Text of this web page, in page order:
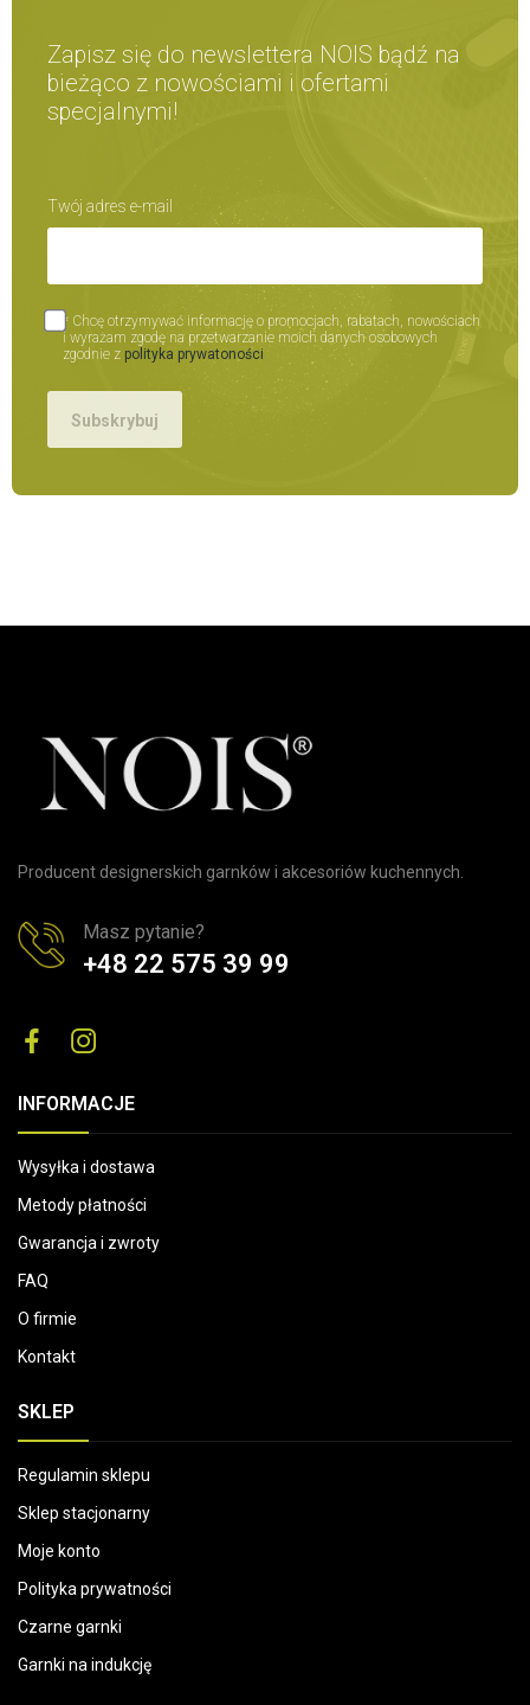
Zapisz się do newslettera NOIS bądź na
bieżąco z nowościami i ofertami
specjalnymi!
Twój adres e-mail
* Chcę otrzymywać informację o promocjach, rabatach, nowościach
i wyrażam zgodę na przetwarzanie moich danych osobowych
zgodnie z polityka prywatoności
Subskrybuj
Producent designerskich garnków i akcesoriów kuchennych.
Masz pytanie?
+48 22 575 39 99
INFORMACJE
Wysyłka i dostawa
Metody płatności
Gwarancja i zwroty
FAQ
O firmie
Kontakt
SKLEP
Regulamin sklepu
Sklep stacjonarny
Moje konto
Polityka prywatności
Czarne garnki
Garnki na indukcję